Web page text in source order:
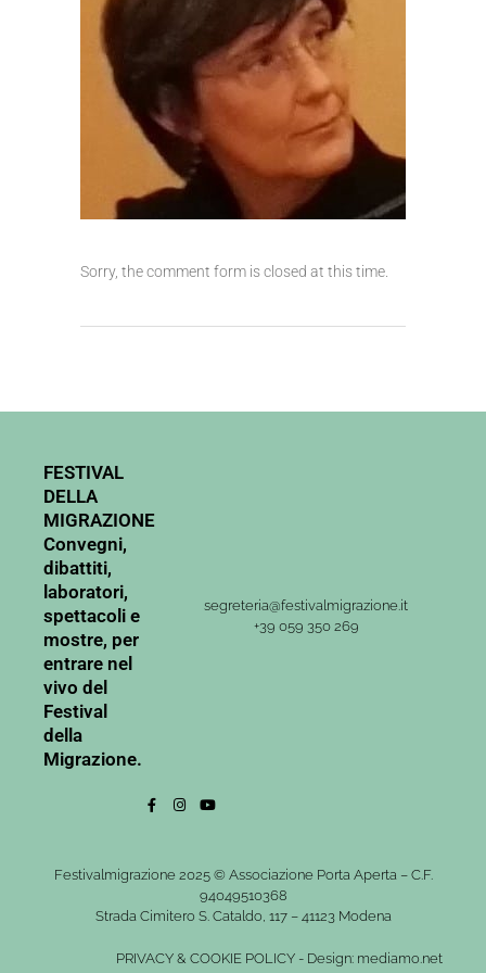
Sorry, the comment form is closed at this time.
FESTIVAL
DELLA
MIGRAZIONE
Convegni,
dibattiti,
laboratori,
spettacoli e
mostre, per
entrare nel
vivo del
Festival
della
Migrazione.
segreteria@festivalmigrazione.it
+39 059 350 269
Festivalmigrazione 2025 © Associazione Porta Aperta – C.F.
94049510368
Strada Cimitero S. Cataldo, 117 – 41123 Modena
PRIVACY & COOKIE POLICY - Design: mediamo.net